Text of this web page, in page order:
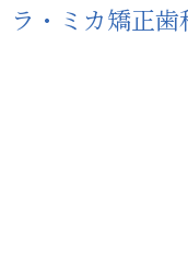
ラ・ミカ矯正歯